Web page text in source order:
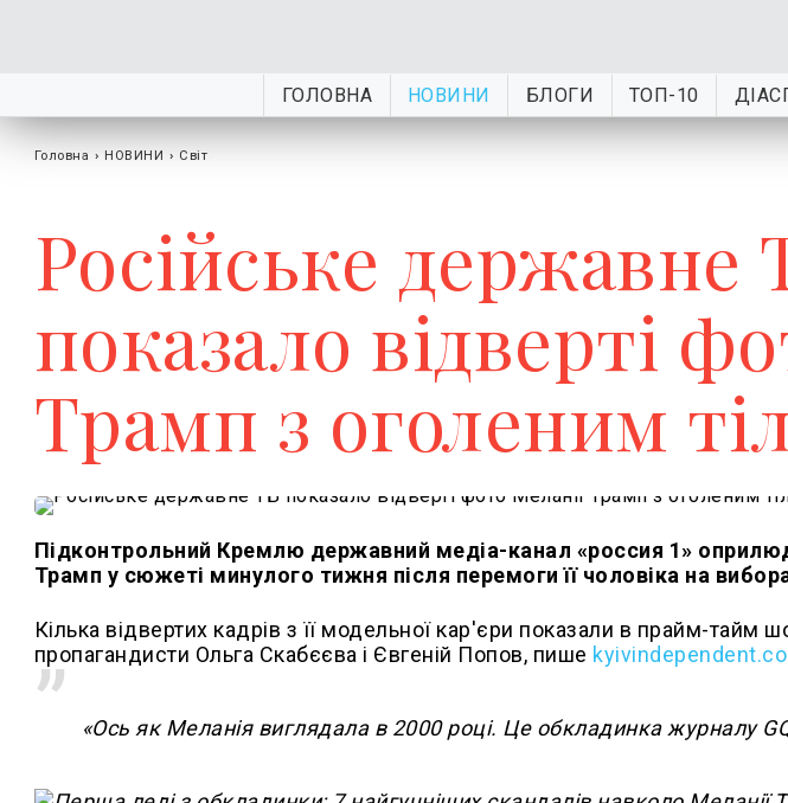
ГОЛОВНА НОВИНИ БЛОГИ ТОП-10
Головна › НОВИНИ › Світ
Російське державне
показало відверті
Трамп з оголеним
Підконтрольний Кремлю державний медіа-канал «россия 1»
Трамп у сюжеті минулого тижня після перемоги її чоловіка на
Кілька відвертих кадрів з її модельної кар'єри показали в прайм-тайм
пропагандисти Ольга Скабєєва і Євгеній Попов, пише
«Ось як Меланія виглядала в 2000 році. Це обкладинка журналу